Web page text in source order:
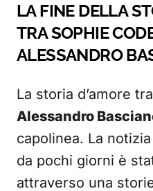
LA FINE DELLA
TRA SOPHIE
ALESSANDRO
La storia d’amore tra
Alessandro
capolinea. La
da pochi giorni è
attraverso una